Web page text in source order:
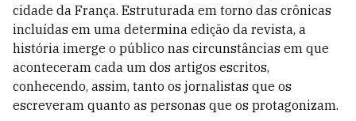
cidade da França. Estruturada em torno das crônicas
incluídas em uma determina edição da revista, a
história imerge o público nas circunstâncias em que
aconteceram cada um dos artigos escritos,
conhecendo, assim, tanto os jornalistas que os
escreveram quanto as personas que os protagonizam.